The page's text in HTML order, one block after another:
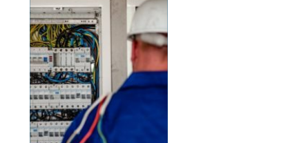
fastighetsel, och vilka
åtgärder som kan göra
huset mer effektivt. I
Örebro, där klimatet
ställer krav ...